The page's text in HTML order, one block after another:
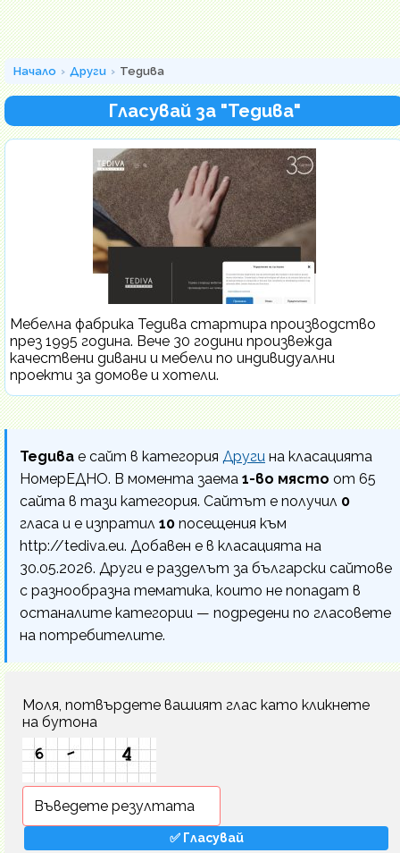
Начало Други Тедива
Гласувай за "Тедива"
Мебелна фабрика Тедива стартира производство
през 1995 година. Вече 30 години произвежда
качествени дивани и мебели по индивидуални
проекти за домове и хотели.
Тедива е сайт в категория Други на класацията
НомерЕДНО. В момента заема 1-во място от 65
сайта в тази категория. Сайтът е получил 0
гласа и е изпратил 10 посещения към
http://tediva.eu. Добавен е в класацията на
30.05.2026. Други е разделът за български сайтове
с разнообразна тематика, които не попадат в
останалите категории — подредени по гласовете
на потребителите.
Моля, потвърдете вашият глас като кликнете
на бутона